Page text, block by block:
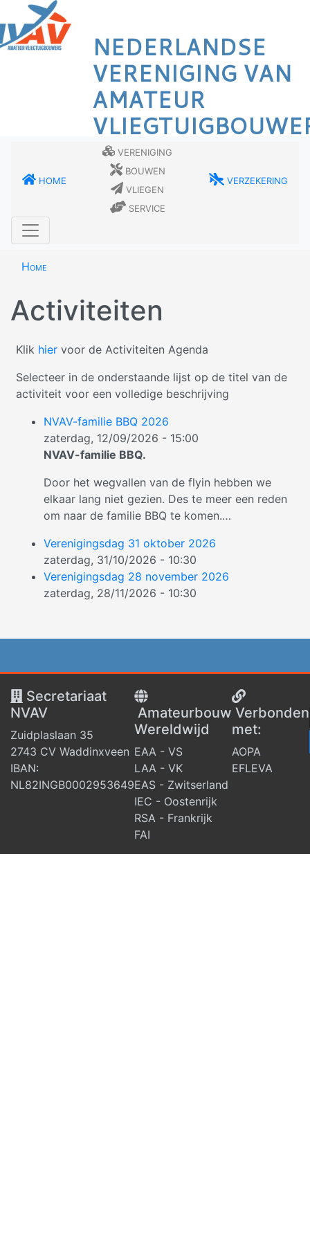
Overslaan
en
naar
NEDERLANDSE
VERENIGING VAN
AMATEUR
Home
Vereniging
Bouwen
Vliegen
Service
Verzekering
Home
Activiteiten
Klik hier voor de Activiteiten Agenda
Selecteer in de onderstaande lijst op de titel van de
activiteit voor een volledige beschrijving
NVAV-familie BBQ 2026
zaterdag, 12/09/2026 - 15:00
NVAV-familie BBQ.
Door het wegvallen van de flyin hebben we
elkaar lang niet gezien. Des te meer een reden
om naar de familie BBQ te komen.…
Verenigingsdag 31 oktober 2026
zaterdag, 31/10/2026 - 10:30
Verenigingsdag 28 november 2026
zaterdag, 28/11/2026 - 10:30
Secretariaat
NVAV
Zuidplaslaan 35
2743 CV Waddinxveen
IBAN:
NL82INGB0002953649
Amateurbouw
Wereldwijd
EAA - VS
LAA - VK
EAS - Zwitserland
IEC - Oostenrijk
RSA - Frankrijk
FAI
Verbonden
met:
AOPA
EFLEVA